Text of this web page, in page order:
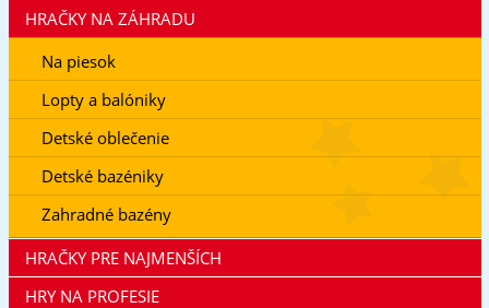
HRAČKY NA ZÁHRADU
Na piesok
Lopty a balóniky
Detské oblečenie
Detské bazéniky
Zahradné bazény
HRAČKY PRE NAJMENŠÍCH
HRY NA PROFESIE